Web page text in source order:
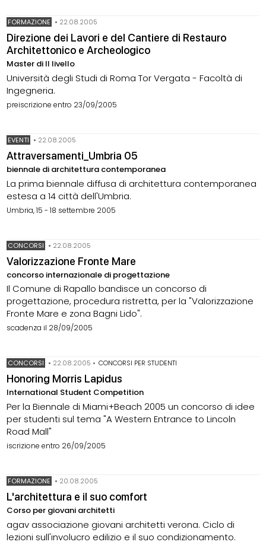
FORMAZIONE • 22.08.2005
Direzione dei Lavori e del Cantiere di Restauro
Architettonico e Archeologico
Master di II livello
Università degli Studi di Roma Tor Vergata - Facoltà di
Ingegneria.
preiscrizione entro 23/09/2005
EVENTI • 22.08.2005
Attraversamenti_Umbria 05
biennale di architettura contemporanea
La prima biennale diffusa di architettura contemporanea
estesa a 14 città dell'Umbria.
Umbria, 15 - 18 settembre 2005
CONCORSI • 22.08.2005
Valorizzazione Fronte Mare
concorso internazionale di progettazione
Il Comune di Rapallo bandisce un concorso di
progettazione, procedura ristretta, per la "Valorizzazione
Fronte Mare e zona Bagni Lido".
scadenza il 28/09/2005
CONCORSI • 22.08.2005 • CONCORSI PER STUDENTI
Honoring Morris Lapidus
International Student Competition
Per la Biennale di Miami+Beach 2005 un concorso di idee
per studenti sul tema "A Western Entrance to Lincoln
Road Mall"
iscrizione entro 26/09/2005
FORMAZIONE • 20.08.2005
L'architettura e il suo comfort
Corso per giovani architetti
agav associazione giovani architetti verona. Ciclo di
lezioni sull'involucro edilizio e il suo condizionamento.